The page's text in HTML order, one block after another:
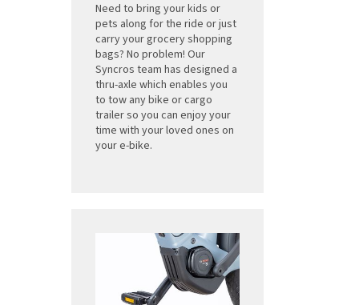
Need to bring your kids or
pets along for the ride or just
carry your grocery shopping
bags? No problem! Our
Syncros team has designed a
thru-axle which enables you
to tow any bike or cargo
trailer so you can enjoy your
time with your loved ones on
your e-bike.